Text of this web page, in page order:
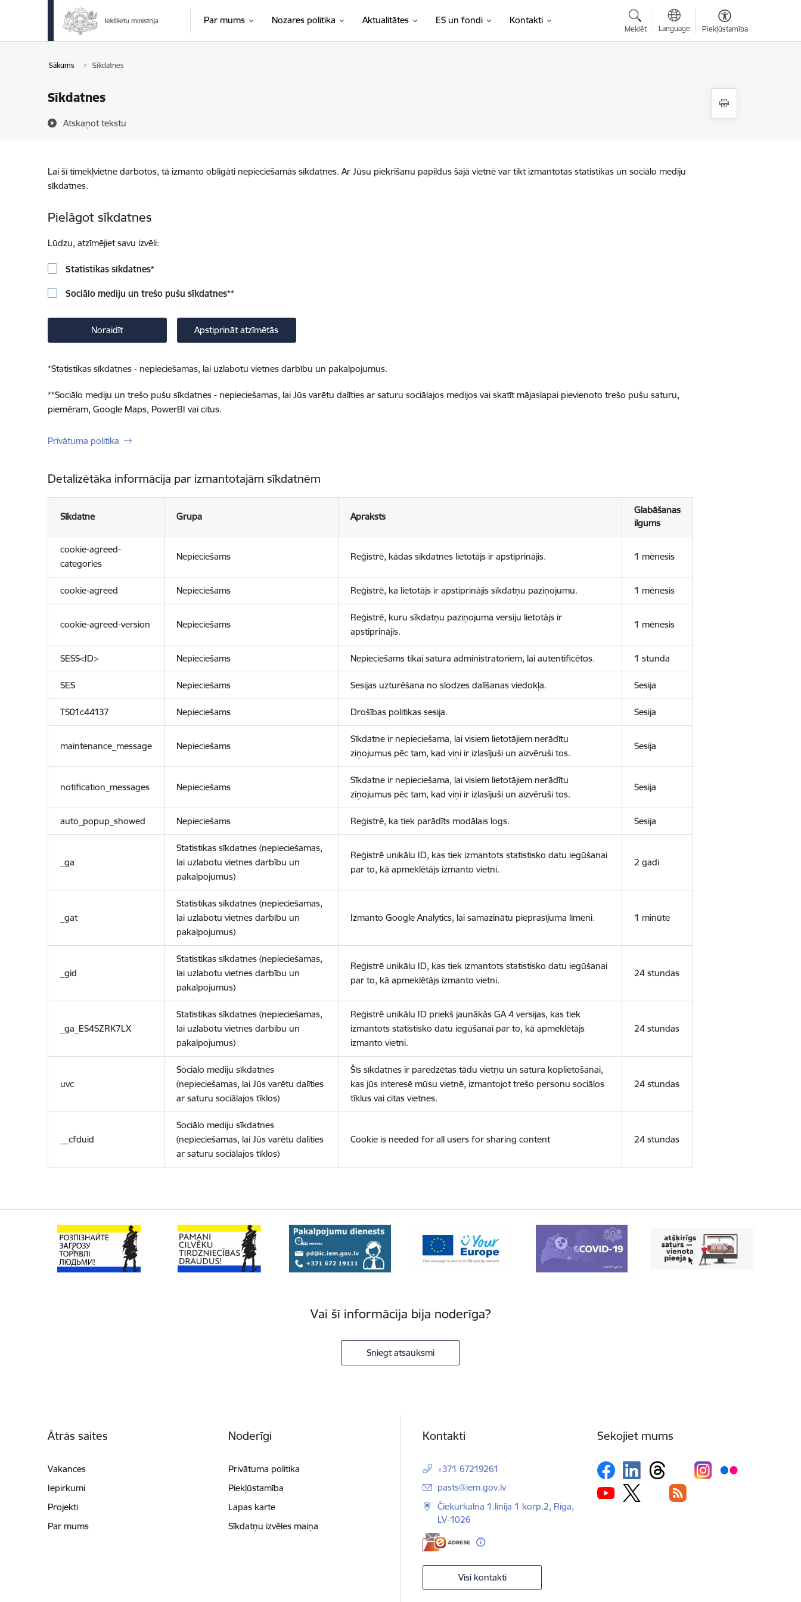
Pāriet uz lapas saturu
Par mums Nozares politika Aktualitātes ES un fondi Kontakti
Meklēt Language Piekļūstamība
Sākums Sīkdatnes
Sīkdatnes
Atskaņot tekstu
Lai šī tīmekļvietne darbotos, tā izmanto obligāti nepieciešamās sīkdatnes. Ar Jūsu piekrišanu papildus šajā vietnē var tikt izmantotas statistikas un sociālo mediju
sīkdatnes.
Pielāgot sīkdatnes
Lūdzu, atzīmējiet savu izvēli:
Statistikas sīkdatnes*
Sociālo mediju un trešo pušu sīkdatnes**
Noraidīt Apstiprināt atzīmētās
*Statistikas sīkdatnes - nepieciešamas, lai uzlabotu vietnes darbību un pakalpojumus.
**Sociālo mediju un trešo pušu sīkdatnes - nepieciešamas, lai Jūs varētu dalīties ar saturu sociālajos medijos vai skatīt mājaslapai pievienoto trešo pušu saturu,
piemēram, Google Maps, PowerBI vai citus.
Privātuma politika
Detalizētāka informācija par izmantotajām sīkdatnēm
Sīkdatne Grupa Apraksts
Glabāšanas
ilgums
cookie-agreed-
categories
Nepieciešams Reģistrē, kādas sīkdatnes lietotājs ir apstiprinājis. 1 mēnesis
cookie-agreed Nepieciešams Reģistrē, ka lietotājs ir apstiprinājis sīkdatņu paziņojumu. 1 mēnesis
cookie-agreed-version Nepieciešams
Reģistrē, kuru sīkdatņu paziņojuma versiju lietotājs ir
apstiprinājis.
1 mēnesis
SESS<ID> Nepieciešams Nepieciešams tikai satura administratoriem, lai autentificētos. 1 stunda
SES Nepieciešams Sesijas uzturēšana no slodzes dalīšanas viedokļa. Sesija
TS01c44137 Nepieciešams Drošības politikas sesija. Sesija
maintenance_message Nepieciešams
Sīkdatne ir nepieciešama, lai visiem lietotājiem nerādītu
ziņojumus pēc tam, kad viņi ir izlasījuši un aizvēruši tos.
Sesija
notification_messages Nepieciešams
Sīkdatne ir nepieciešama, lai visiem lietotājiem nerādītu
ziņojumus pēc tam, kad viņi ir izlasījuši un aizvēruši tos.
Sesija
auto_popup_showed Nepieciešams Reģistrē, ka tiek parādīts modālais logs. Sesija
_ga
Statistikas sīkdatnes (nepieciešamas,
lai uzlabotu vietnes darbību un
pakalpojumus)
Reģistrē unikālu ID, kas tiek izmantots statistisko datu iegūšanai
par to, kā apmeklētājs izmanto vietni.
2 gadi
_gat
Statistikas sīkdatnes (nepieciešamas,
lai uzlabotu vietnes darbību un
pakalpojumus)
Izmanto Google Analytics, lai samazinātu pieprasījuma līmeni. 1 minūte
_gid
Statistikas sīkdatnes (nepieciešamas,
lai uzlabotu vietnes darbību un
pakalpojumus)
Reģistrē unikālu ID, kas tiek izmantots statistisko datu iegūšanai
par to, kā apmeklētājs izmanto vietni.
24 stundas
_ga_ES4SZRK7LX
Statistikas sīkdatnes (nepieciešamas,
lai uzlabotu vietnes darbību un
pakalpojumus)
Reģistrē unikālu ID priekš jaunākās GA 4 versijas, kas tiek
izmantots statistisko datu iegūšanai par to, kā apmeklētājs
izmanto vietni.
24 stundas
uvc
Sociālo mediju sīkdatnes
(nepieciešamas, lai Jūs varētu dalīties
ar saturu sociālajos tīklos)
Šīs sīkdatnes ir paredzētas tādu vietņu un satura koplietošanai,
kas jūs interesē mūsu vietnē, izmantojot trešo personu sociālos
tīklus vai citas vietnes.
24 stundas
__cfduid
Sociālo mediju sīkdatnes
(nepieciešamas, lai Jūs varētu dalīties
ar saturu sociālajos tīklos)
Cookie is needed for all users for sharing content 24 stundas
Vai šī informācija bija noderīga?
Sniegt atsauksmi
Ātrās saites
Vakances
Iepirkumi
Projekti
Par mums
Noderīgi
Privātuma politika
Piekļūstamība
Lapas karte
Sīkdatņu izvēles maiņa
Kontakti
+371 67219261
E-pasts:
pasts@iem.gov.lv
Čiekurkalna 1.līnija 1 korp.2, Rīga,
LV-1026
Visi kontakti
Sekojiet mums